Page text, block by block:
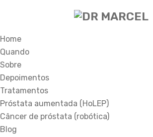
Home
Quando
Sobre
Depoimentos
Tratamentos
Próstata aumentada (HoLEP)
Câncer de próstata (robótica)
Blog